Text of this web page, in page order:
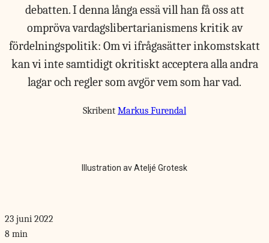
debatten. I denna långa essä vill han få oss att
ompröva vardagslibertarianismens kritik av
fördelningspolitik: Om vi ifrågasätter inkomstskatt
kan vi inte samtidigt okritiskt acceptera alla andra
lagar och regler som avgör vem som har vad.
Skribent Markus Furendal
Illustration av Ateljé Grotesk
23 juni 2022
8 min